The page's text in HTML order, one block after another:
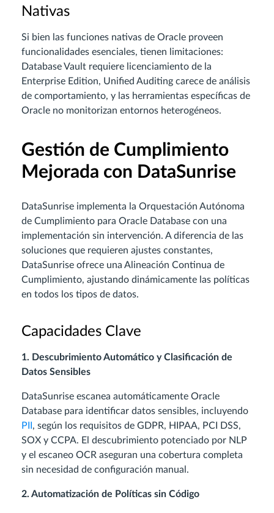
Nativas
Si bien las funciones nativas de Oracle proveen
funcionalidades esenciales, tienen limitaciones:
Database Vault requiere licenciamiento de la
Enterprise Edition, Unified Auditing carece de análisis
de comportamiento, y las herramientas específicas de
Oracle no monitorizan entornos heterogéneos.
Gestión de Cumplimiento
Mejorada con DataSunrise
DataSunrise implementa la Orquestación Autónoma
de Cumplimiento para Oracle Database con una
implementación sin intervención. A diferencia de las
soluciones que requieren ajustes constantes,
DataSunrise ofrece una Alineación Continua de
Cumplimiento, ajustando dinámicamente las políticas
en todos los tipos de datos.
Capacidades Clave
1. Descubrimiento Automático y Clasificación de
Datos Sensibles
DataSunrise escanea automáticamente Oracle
Database para identificar datos sensibles, incluyendo
PII , según los requisitos de GDPR, HIPAA, PCI DSS,
SOX y CCPA. El descubrimiento potenciado por NLP
y el escaneo OCR aseguran una cobertura completa
sin necesidad de configuración manual.
2. Automatización de Políticas sin Código